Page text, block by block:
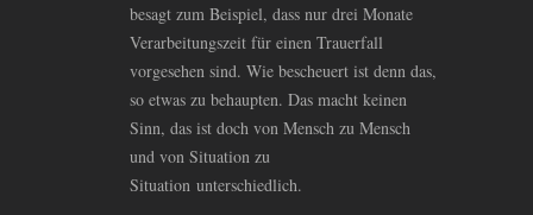
besagt zum Beispiel, dass nur drei Monate
Verarbeitungszeit für einen Trauerfall
vorgesehen sind. Wie bescheuert ist denn das,
so etwas zu behaupten. Das macht keinen
Sinn, das ist doch von Mensch zu Mensch
und von Situation zu
Situation unterschiedlich.